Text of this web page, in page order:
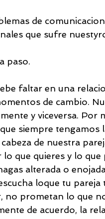
de
que sufre
paso.
faltar en una
de cambio.
y viceversa.
siempre
de nuestra
lo que quieres y lo
alterada o
loque tu
no prometan lo que
de acuerdo, la